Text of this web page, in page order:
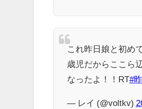
これ昨日娘と初め
歳児だからここら
なったよ！！RT#
— レイ (@voltkv)